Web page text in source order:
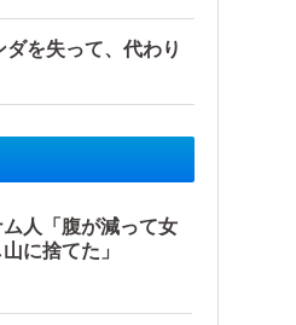
を失って、代わり
人「腹が減って女
に捨てた」